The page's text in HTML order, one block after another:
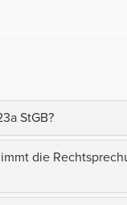
StGB?
die